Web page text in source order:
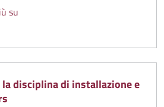
su
disciplina di installazione e